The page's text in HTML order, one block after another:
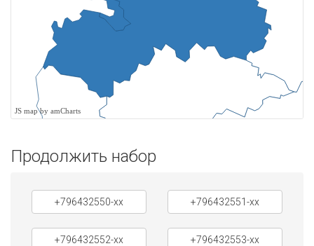
JS map by amCharts
Продолжить набор
+796432550-xx +796432551-xx
+796432552-xx +796432553-xx